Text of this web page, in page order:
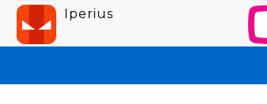
Iperius